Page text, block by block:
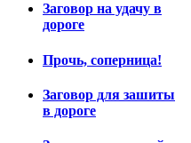
Заговор на удачу в
дороге
Прочь, соперница!
Заговор для зашиты
в дороге